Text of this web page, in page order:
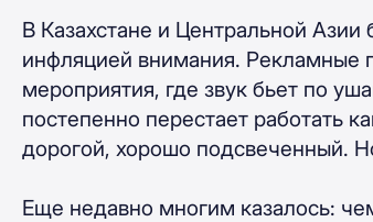
В Казахстане и Центральной
инфляцией внимания. Рекламные
мероприятия, где звук бьет по
постепенно перестает работать
дорогой, хорошо подсвеченный.
Еще недавно многим казалось: